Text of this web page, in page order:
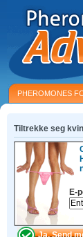
PHEROMONES
Tiltrekke seg
E-